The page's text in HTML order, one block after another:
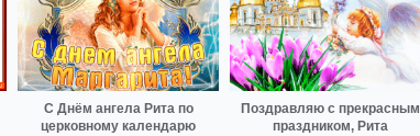
С Днём ангела Рита по
церковному календарю
Поздравляю с прекрасным
праздником, Рита